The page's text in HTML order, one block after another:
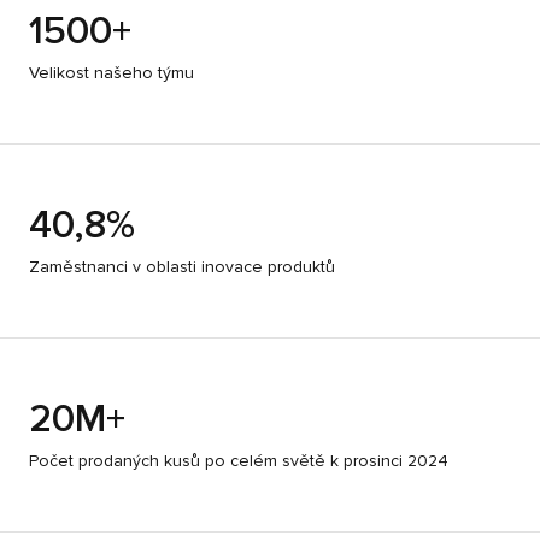
1500+
Velikost našeho týmu
40,8%
Zaměstnanci v oblasti inovace produktů
20M+
Počet prodaných kusů po celém světě k prosinci 2024